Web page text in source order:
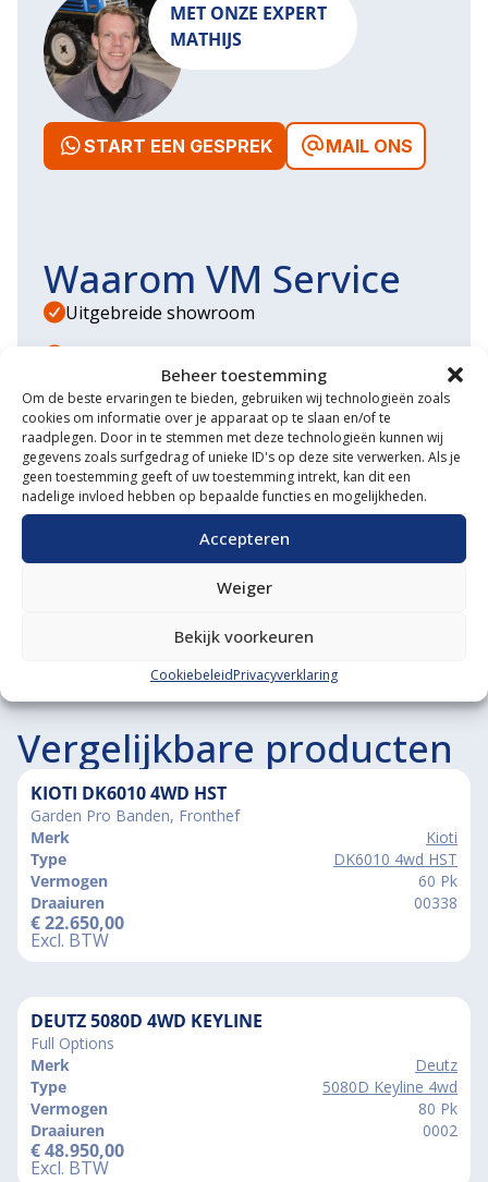
Beheer toestemming
Om de beste ervaringen te bieden, gebruiken wij technologieën zoals
cookies om informatie over je apparaat op te slaan en/of te
raadplegen. Door in te stemmen met deze technologieën kunnen wij
gegevens zoals surfgedrag of unieke ID's op deze site verwerken. Als je
geen toestemming geeft of uw toestemming intrekt, kan dit een
nadelige invloed hebben op bepaalde functies en mogelijkheden.
Accepteren
Weiger
Bekijk voorkeuren
CookiebeleidPrivacyverklaring
MET ONZE EXPERT
MATHIJS
START EEN GESPREK MAIL ONS
Waarom VM Service
Uitgebreide showroom
Gespecialiseerde werkplaats
Diverse aanbouwwerktuigen
Grote voorraad minitrekkers
Grootste in kleine tractoren
Vergelijkbare producten
KIOTI DK6010 4WD HST
Garden Pro Banden, Fronthef
Merk
Kioti
Type
DK6010 4wd HST
Vermogen
60 Pk
Draaiuren
00338
€22.650,00
Excl. BTW
DEUTZ 5080D 4WD KEYLINE
Full Options
Merk
Deutz
Type
5080D Keyline 4wd
Vermogen
80 Pk
Draaiuren
0002
€48.950,00
Excl. BTW